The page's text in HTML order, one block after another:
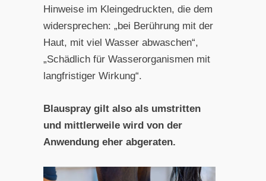
Hinweise im Kleingedruckten, die dem
widersprechen: „bei Berührung mit der
Haut, mit viel Wasser abwaschen“,
„Schädlich für Wasserorganismen mit
langfristiger Wirkung“.
Blauspray gilt also als umstritten
und mittlerweile wird von der
Anwendung eher abgeraten.